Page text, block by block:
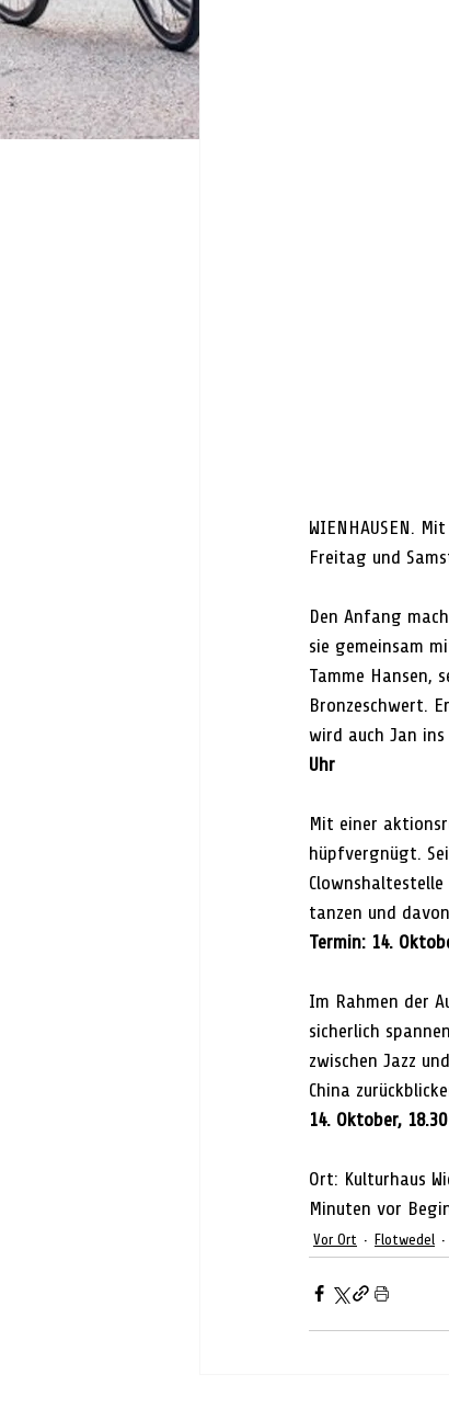
WIENHAUSEN.
Freitag und
Den Anfang
sie gemeinsam
Tamme Hansen,
Bronzeschwert.
wird auch Jan
Uhr
Mit einer
hüpfvergnügt.
tanzen und
Termin: 14.
Im Rahmen der
sicherlich
zwischen Jazz
China
14. Oktober,
Ort: Kulturhaus
Minuten vor
Vor Ort Flotwedel